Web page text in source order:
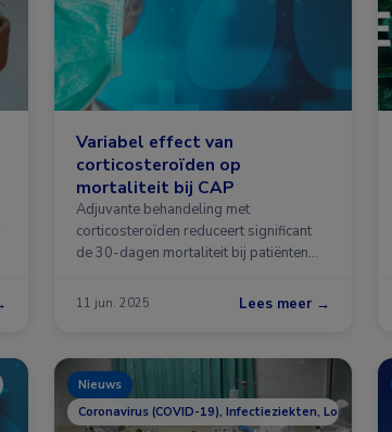
Variabel effect van
corticosteroïden op
mortaliteit bij CAP
Adjuvante behandeling met
corticosteroïden reduceert significant
de 30-dagen mortaliteit bij patiënten
11 jun. 2025 Lees meer →
Nieuws
Coronavirus (COVID-19), Infectieziekten, Longziekten